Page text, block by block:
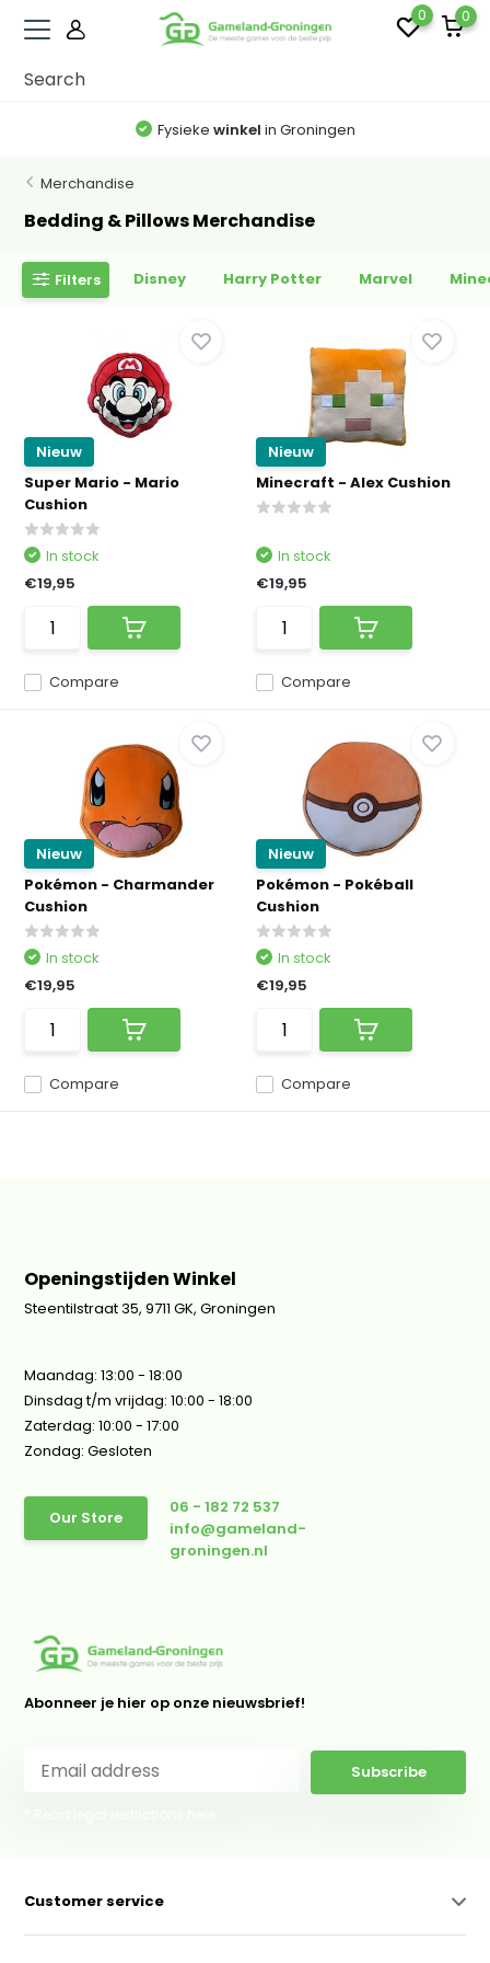
0 0
Fysieke winkel in Groningen
Merchandise
Bedding & Pillows Merchandise
Filters Disney Harry Potter Marvel
Nieuw
Super Mario - Mario
Cushion
Compare
In stock
€19,95
Nieuw
Minecraft - Alex Cushion
Compare
In stock
€19,95
Nieuw
Pokémon - Charmander
Cushion
Compare
In stock
€19,95
Nieuw
Pokémon - Pokéball
Cushion
Compare
In stock
€19,95
Openingstijden Winkel
Steentilstraat 35, 9711 GK, Groningen
Maandag: 13:00 - 18:00
Dinsdag t/m vrijdag: 10:00 - 18:00
Zaterdag: 10:00 - 17:00
Zondag: Gesloten
Our Store
06 - 182 72 537
info@gameland-
groningen.nl
Abonneer je hier op onze nieuwsbrief!
Subscribe
Customer service